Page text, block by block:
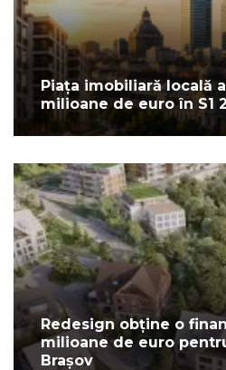
Piața imobiliară locală
milioane de euro în S1
Redesign obține o
milioane de euro
Brașov